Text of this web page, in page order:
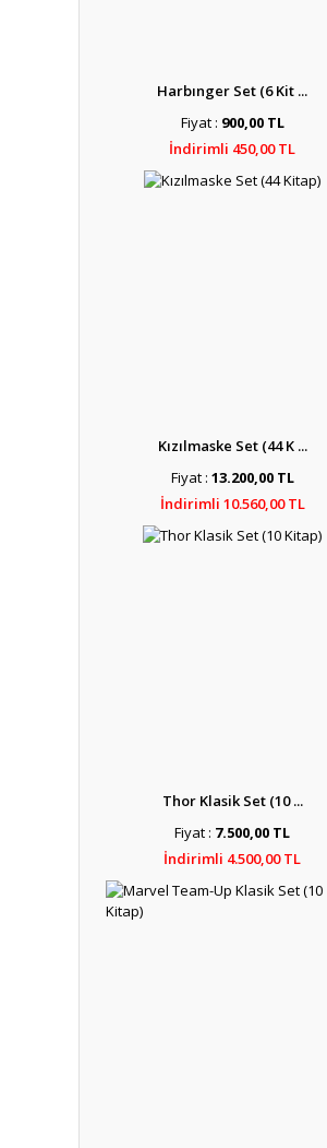
Harbınger Set (6 Kit ...
Fiyat : 900,00 TL
İndirimli 450,00 TL
Kızılmaske Set (44 K ...
Fiyat : 13.200,00 TL
İndirimli 10.560,00 TL
Thor Klasik Set (10 ...
Fiyat : 7.500,00 TL
İndirimli 4.500,00 TL